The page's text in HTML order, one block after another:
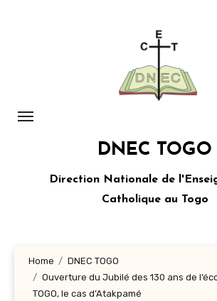
DNEC TOGO
Direction Nationale de
Catholique au Togo
Home
DNEC TOGO
Ouverture du Jubilé des 130 ans de
TOGO, le cas d’Atakpamé